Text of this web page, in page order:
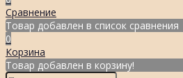
Сравнение
Товар добавлен в список сравнения
0
Корзина
Товар добавлен в корзину!